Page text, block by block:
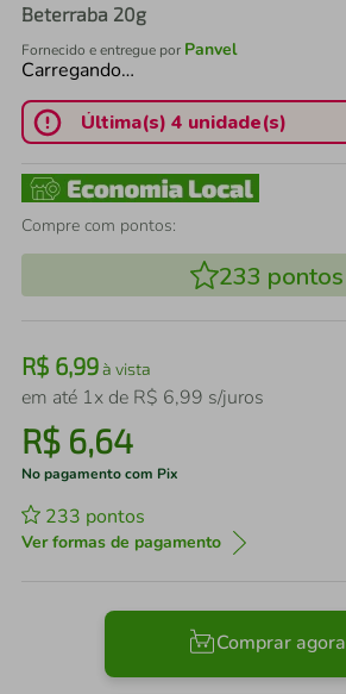
Beterraba 20g
Fornecido e entregue por Panvel
Carregando…
Última(s) 4 unidade(s)
Compre com pontos:
233 pontos
R$ 6,99à vista
em até 1x de R$ 6,99 s/juros
R$ 6,64
No pagamento com Pix
233 pontos
Ver formas de pagamento
Comprar agora